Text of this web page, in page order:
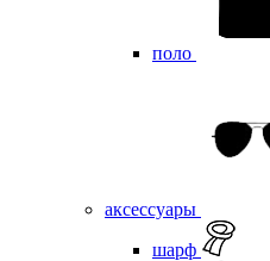
поло
аксессуары
шарф